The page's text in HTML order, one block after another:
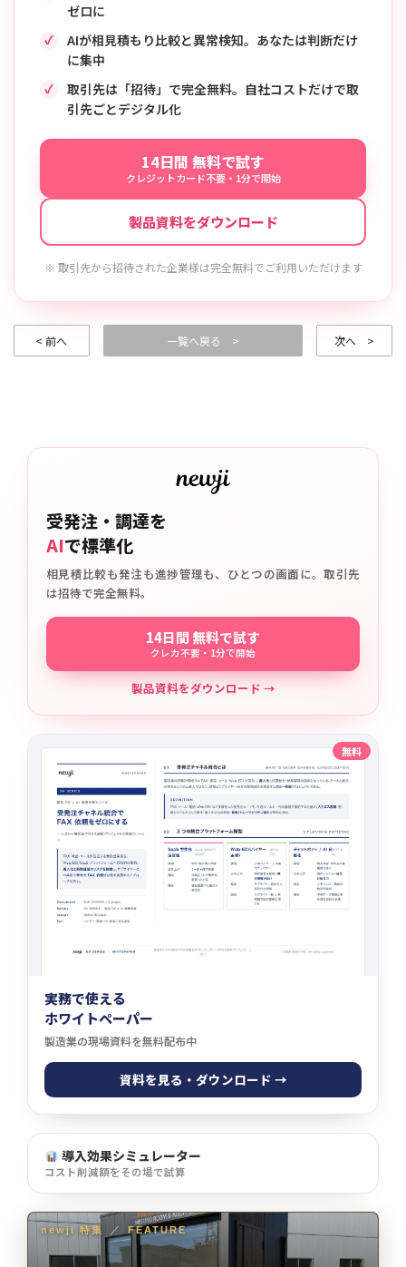
ゼロに
AIが相見積もり比較と異常検知。あなたは判断だけ
に集中
取引先は「招待」で完全無料。自社コストだけで取
引先ごとデジタル化
14日間 無料で試す
クレジットカード不要・1分で開始
製品資料をダウンロード
※ 取引先から招待された企業様は完全無料でご利用いただけます
< 前へ 一覧へ戻る > 次へ >
受発注・調達を
AIで標準化
相見積比較も発注も進捗管理も、ひとつの画面に。取引先
は招待で完全無料。
14日間 無料で試す
クレカ不要・1分で開始
製品資料をダウンロード →
無料
実務で使える
ホワイトペーパー
製造業の現場資料を無料配布中
資料を見る・ダウンロード →
導入効果シミュレーター
コスト削減額をその場で試算
newji 特集 ／ FEATURE